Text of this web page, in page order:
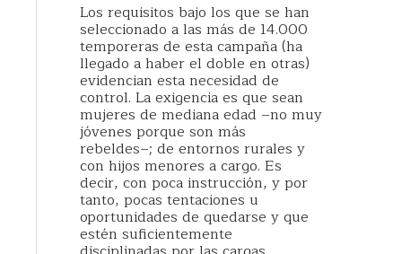
Los requisitos bajo los que se han
seleccionado a las más de 14.000
temporeras de esta campaña (ha
llegado a haber el doble en otras)
evidencian esta necesidad de
control. La exigencia es que sean
mujeres de mediana edad –no muy
jóvenes porque son más
rebeldes–; de entornos rurales y
con hijos menores a cargo. Es
decir, con poca instrucción, y por
tanto, pocas tentaciones u
oportunidades de quedarse y que
estén suficientemente